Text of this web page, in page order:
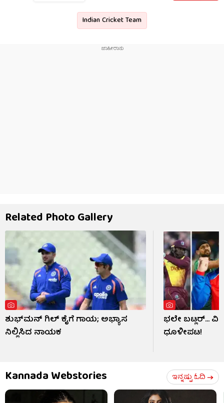
Indian Cricket Team
Related Photo Gallery
ಶುಭ್​ಮನ್ ಗಿಲ್ ಕೈಗೆ ಗಾಯ; ಅಭ್ಯಾಸ
ನಿಲ್ಲಿಸಿದ ನಾಯಕ
ಭಲೇ ಬಟ್ಲರ್...
ಧೂಳೀಪಟ!
Kannada Webstories ಇನ್ನಷ್ಟು ಓದಿ